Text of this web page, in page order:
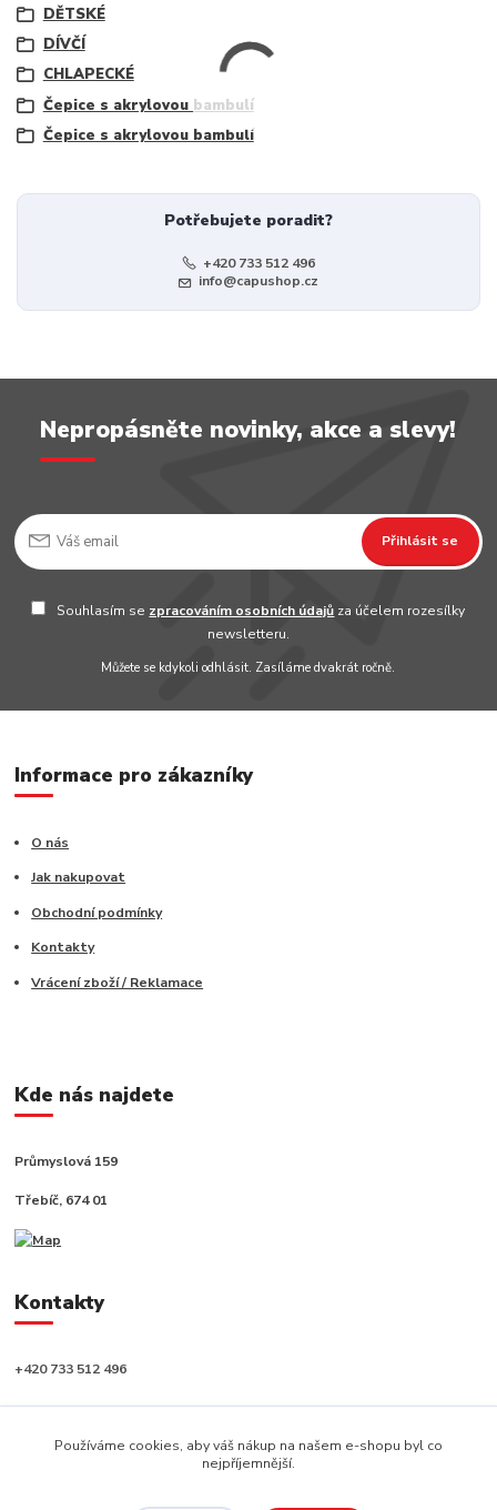
DĚTSKÉ
DÍVČÍ
CHLAPECKÉ
Čepice s akrylovou bambulí
Čepice s akrylovou bambulí
Potřebujete poradit?
+420 733 512 496
info@capushop.cz
Nepropásněte novinky, akce a slevy!
Přihlásit se
Souhlasím se zpracováním osobních údajů za účelem rozesílky
newsletteru.
Můžete se kdykoli odhlásit. Zasíláme dvakrát ročně.
Informace pro zákazníky
O nás
Jak nakupovat
Obchodní podmínky
Kontakty
Vrácení zboží / Reklamace
Kde nás najdete
Průmyslová 159
Třebíč, 674 01
Kontakty
+420 733 512 496
info@capushop.cz
Používáme cookies, aby váš nákup na našem e-shopu byl co
nejpříjemnější.